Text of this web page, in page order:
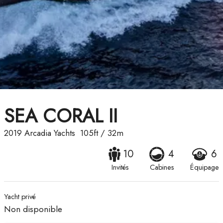
SEA CORAL II
2019 Arcadia Yachts 105ft/ 32m
10
Invités
4
Cabines
6
Équipage
Yacht privé
Non disponible